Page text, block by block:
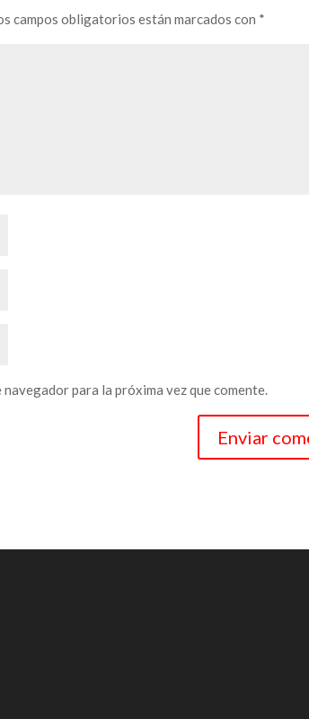
campos obligatorios están marcados con *
para la próxima vez que comente.